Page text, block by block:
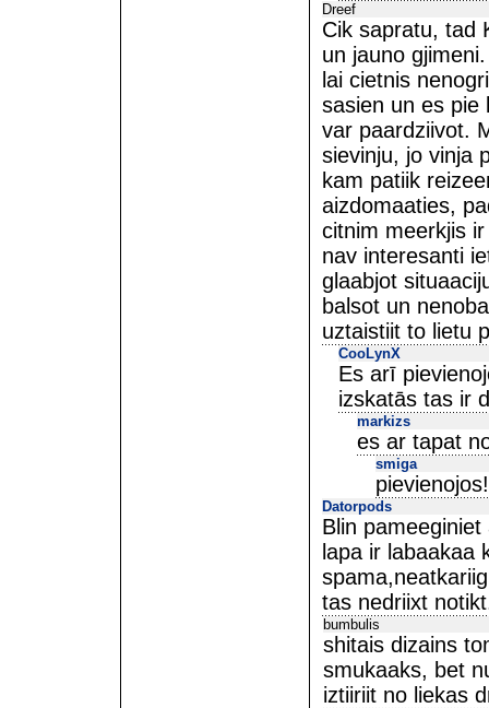
Dreef
Cik sapratu, tad
un jauno
lai cietnis
sasien un es pie
var paardziivot.
sievinju, jo vinja
kam patiik
aizdomaaties,
citnim meerkjis
nav interesanti
glaabjot
balsot un
uztaistiit to lietu
CooLynX
Es arī
izskatās tas ir
markizs
es ar tapat
smiga
pievienojos!
Datorpods
Blin
lapa ir labaakaa
tas nedriixt
bumbulis
shitais dizains
smukaaks, bet
iztiiriit no liekas